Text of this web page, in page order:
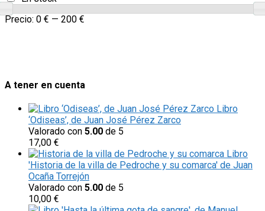
Precio: 0 € — 200 €
A tener en cuenta
Libro
‘Odiseas’, de Juan José Pérez Zarco
Valorado con 5.00 de 5
17,00 €
Libro
'Historia de la villa de Pedroche y su comarca' de Juan
Ocaña Torrejón
Valorado con 5.00 de 5
10,00 €